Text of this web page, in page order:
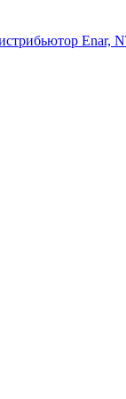
Enar,